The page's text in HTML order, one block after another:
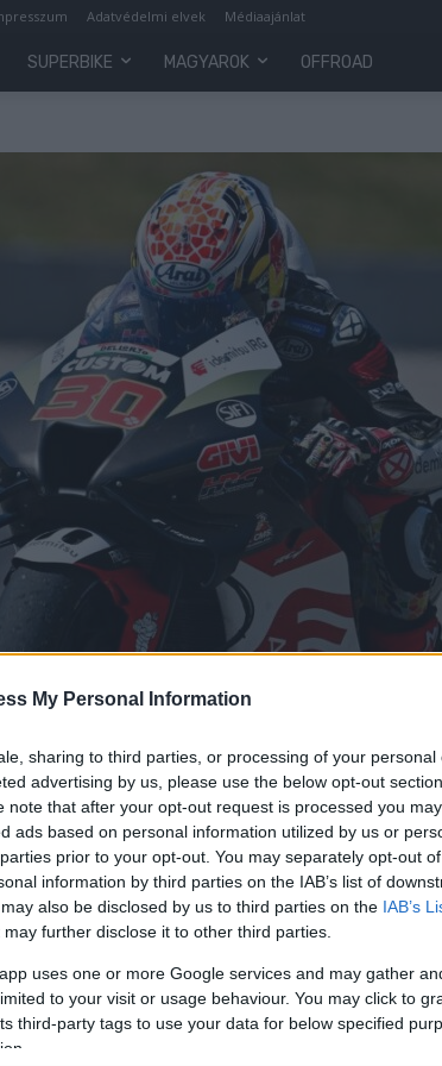
My Personal Information
sharing to third parties, or processing of your personal
advertising by us, please use the below opt-out
note that after your opt-out request is processed you may
ads based on personal information utilized by us or
prior to your opt-out. You may separately opt-out
information by third parties on the IAB’s list of
also be disclosed by us to third parties on the IAB’s
may further disclose it to other third parties.
uses one or more Google services and may gather
to your visit or usage behaviour. You may click to
third-party tags to use your data for below specified
Adatvédelmi elvek Médiaajánlat
SUPERBIKE MAGYAROK OFFROAD